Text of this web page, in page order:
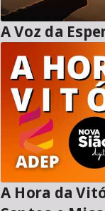
A Hora da Vitória - Pr.